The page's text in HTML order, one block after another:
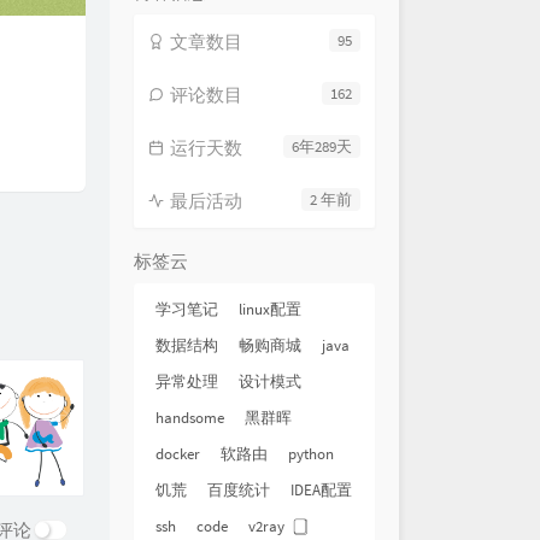
论
95
文章数目
162
评论数目
6年289天
运行天数
2 年前
最后活动
标签云
学习笔记
linux配置
数据结构
畅购商城
java
异常处理
设计模式
handsome
黑群晖
docker
软路由
python
饥荒
百度统计
IDEA配置
ssh
code v2ray